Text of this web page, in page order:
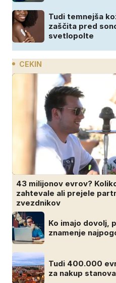
Tudi temnejša
zaščita pred
svetlopolte
CEKIN
43 milijonov evrov?
zahtevale ali prejele
zvezdnikov
Ko imajo dovolj,
znamenje
Tudi 400.000
za nakup